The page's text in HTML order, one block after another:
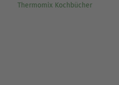
Thermomix Kochbücher